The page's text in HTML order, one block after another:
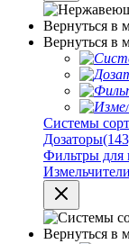
Вернуться в
Вернуться в
Системы
Дозаторы
Фильтры для
Измельчители
Вернуться в